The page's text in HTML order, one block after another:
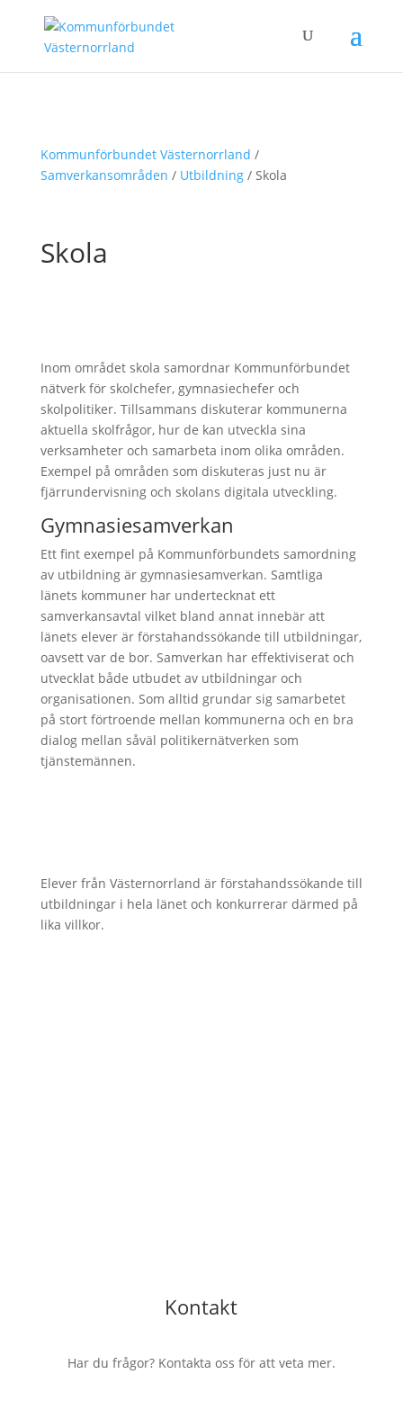
Kommunförbundet Västernorrland /
Samverkansområden / Utbildning/ Skola
Skola
Inom området skola samordnar Kommunförbundet
nätverk för skolchefer, gymnasiechefer och
skolpolitiker. Tillsammans diskuterar kommunerna
aktuella skolfrågor, hur de kan utveckla sina
verksamheter och samarbeta inom olika områden.
Exempel på områden som diskuteras just nu är
fjärrundervisning och skolans digitala utveckling.
Gymnasiesamverkan
Ett fint exempel på Kommunförbundets samordning
av utbildning är gymnasiesamverkan. Samtliga
länets kommuner har undertecknat ett
samverkansavtal vilket bland annat innebär att
länets elever är förstahandssökande till utbildningar,
oavsett var de bor. Samverkan har effektiviserat och
utvecklat både utbudet av utbildningar och
organisationen. Som alltid grundar sig samarbetet
på stort förtroende mellan kommunerna och en bra
dialog mellan såväl politikernätverken som
tjänstemännen.
Elever från Västernorrland är förstahandssökande till
utbildningar i hela länet och konkurrerar därmed på
lika villkor.
Kontakt
Har du frågor? Kontakta oss för att veta mer.